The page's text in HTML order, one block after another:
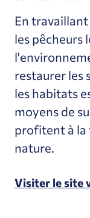
En
les pêcheurs
restaurer les
les habitats
moyens de
profitent à la
nature.
Visiter le site